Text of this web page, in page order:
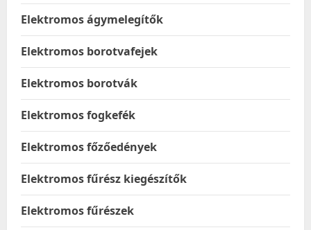
Elektromos ágymelegítők
Elektromos borotvafejek
Elektromos borotvák
Elektromos fogkefék
Elektromos főzőedények
Elektromos fűrész kiegészítők
Elektromos fűrészek